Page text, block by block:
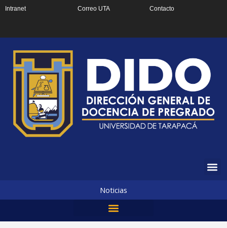
Intranet Correo UTA Contacto
Noticias